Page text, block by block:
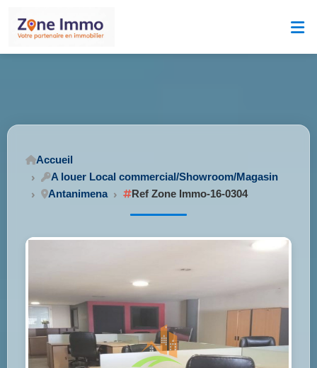
Accueil
A louer Local commercial/Showroom/Magasin
Antanimena
Ref Zone Immo-16-0304